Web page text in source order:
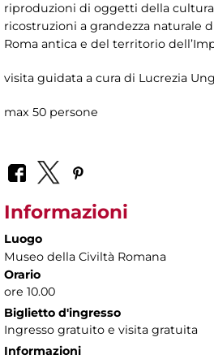
riproduzioni di oggetti della
ricostruzioni a grandezza naturale
Roma antica e del territorio
visita guidata a cura di Lucrezia
max 50 persone
Informazioni
Luogo
Museo della Civiltà Romana
Orario
ore 10.00
Biglietto d'ingresso
Ingresso gratuito e visita gratuita
Informazioni